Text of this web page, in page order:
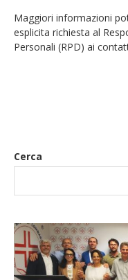
Maggiori informazioni
esplicita richiesta al
Personali (RPD) ai
Cerca